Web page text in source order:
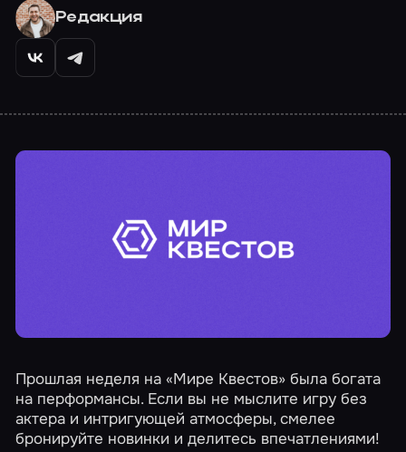
Редакция
Прошлая неделя на «Мире Квестов» была богата
на перформансы. Если вы не мыслите игру без
актера и интригующей атмосферы, смелее
бронируйте новинки и делитесь впечатлениями!